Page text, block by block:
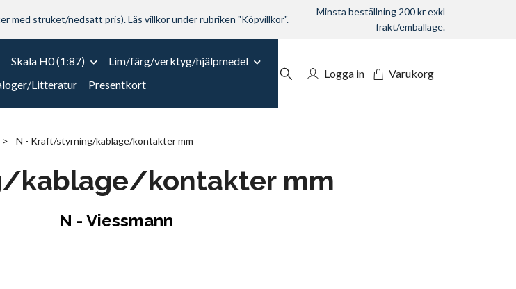
med struket/nedsatt pris). Läs villkor under rubriken "Köpvillkor".
Minsta beställning 200 kr exkl
frakt/emballage.
Skala H0 (1:87)
Lim/färg/verktyg/hjälpmedel
Litteratur Presentkort
Logga in Varukorg
N - Kraft/styrning/kablage/kontakter mm
kablage/kontakter mm
N - Viessmann